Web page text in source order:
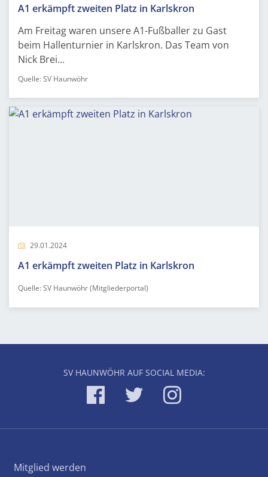
A1 erkämpft zweiten Platz in Karlskron
Am Freitag waren unsere A1-Fußballer zu Gast
beim Hallenturnier in Karlskron. Das Team von
Nick Brei...
Quelle: SV Haunwöhr
29.01.2024
A1 erkämpft zweiten Platz in Karlskron
Quelle: SV Haunwöhr (Mitgliederportal)
SV HAUNWÖHR AUF SOCIAL MEDIA:
Mitglied werden